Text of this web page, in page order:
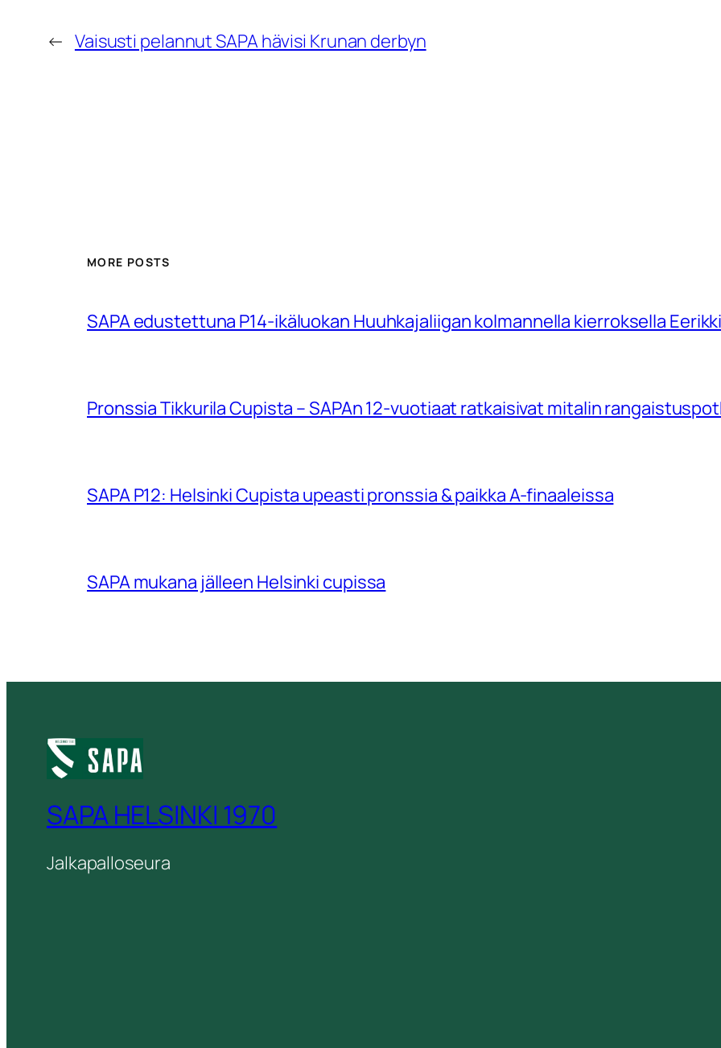
← Vaisusti pelannut SAPA hävisi Krunan derbyn
MORE POSTS
SAPA edustettuna P14-ikäluokan Huuhkajaliigan kolmannella kierroksella
Pronssia Tikkurila Cupista – SAPAn 12-vuotiaat ratkaisivat mitalin
SAPA P12: Helsinki Cupista upeasti pronssia & paikka A-finaaleissa
SAPA mukana jälleen Helsinki cupissa
SAPA HELSINKI 1970
Jalkapalloseura